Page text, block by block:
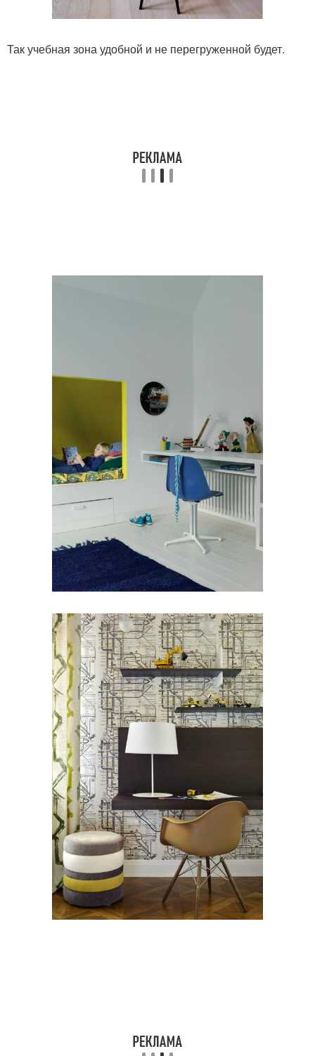
Так учебная зона удобной и не перегруженной будет.